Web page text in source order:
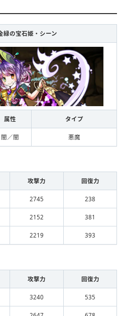
緑の宝石姫・シーン
属性 タイプ
闇／闇 悪魔
攻撃力 回復力
2745 238
2152 381
2219 393
攻撃力 回復力
3240 535